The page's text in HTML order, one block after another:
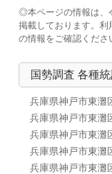
◎本ページの情報は、
掲載しております。
の情報をご確認くださ
国勢調査 各種
兵庫県神戸市東灘
兵庫県神戸市東灘
兵庫県神戸市東灘
兵庫県神戸市東灘
兵庫県神戸市東灘